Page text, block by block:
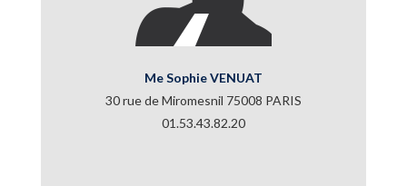
Me Sophie VENUAT
30 rue de Miromesnil 75008 PARIS
01.53.43.82.20